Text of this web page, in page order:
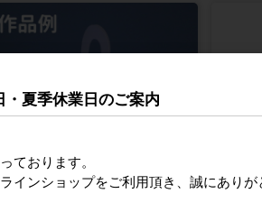
・夏季休業日のご案内
ております。
インショップをご利用頂き、誠にありが